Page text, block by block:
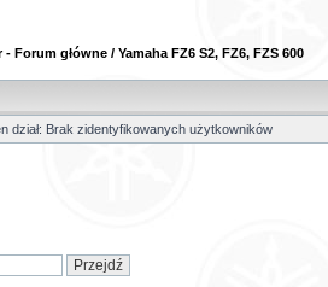
- Forum główne / Yamaha FZ6 S2, FZ6, FZS 600
dział: Brak zidentyfikowanych użytkowników